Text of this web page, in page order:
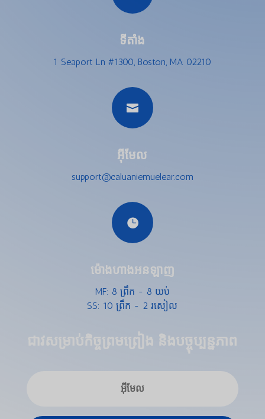
ទីតាំង
1 Seaport Ln #1300, Boston, MA 02210

អ៊ីមែល
support@caluaniemuelear.com

ម៉ោងហាងអនឡាញ
MF: 8 ព្រឹក - 8 យប់
SS: 10 ព្រឹក - 2 រសៀល
ជាវសម្រាប់កិច្ចព្រមព្រៀង និងបច្ចុប្បន្នភាព